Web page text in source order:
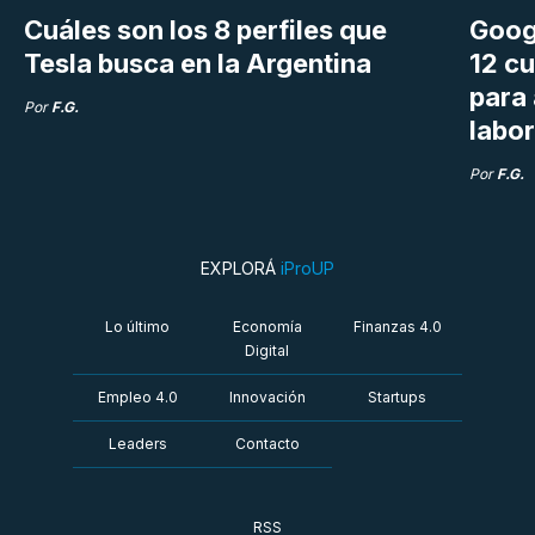
Cuáles son los 8 perfiles que
Tesla busca en la Argentina
Por F.G.
12
para
Por F.G.
EXPLORÁ iProUP
Lo último
Economía
Digital
Finanzas 4.0
Empleo 4.0 Innovación Startups
Leaders Contacto
RSS